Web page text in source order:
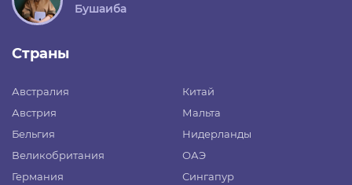
Бушаиба
Страны
Австралия
Австрия
Бельгия
Великобритания
Германия
Китай
Мальта
Нидерланды
ОАЭ
Сингапур